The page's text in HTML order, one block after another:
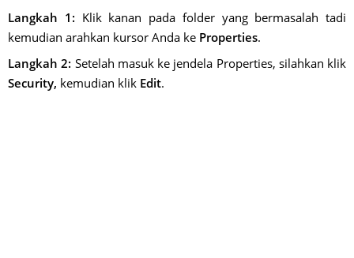
Langkah 1: Klik kanan pada folder yang bermasalah tadi
kemudian arahkan kursor Anda ke Properties.
Langkah 2: Setelah masuk ke jendela Properties, silahkan klik
Security, kemudian klik Edit.